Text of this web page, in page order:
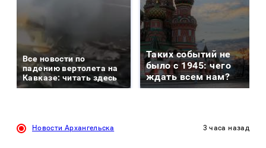
Все новости по
падению вертолета на
Кавказе: читать здесь
Таких событий не
было с 1945: чего
ждать всем нам?
Новости Архангельска 3 часа назад